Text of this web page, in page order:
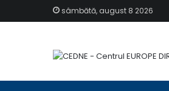
sâmbătă, august 8 2026